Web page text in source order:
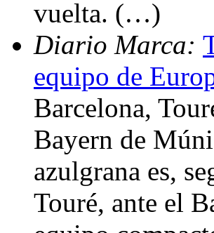
vuelta. (…)
Diario Marca:
equipo de
Barcelona,
Bayern de
azulgrana es,
Touré, ante el